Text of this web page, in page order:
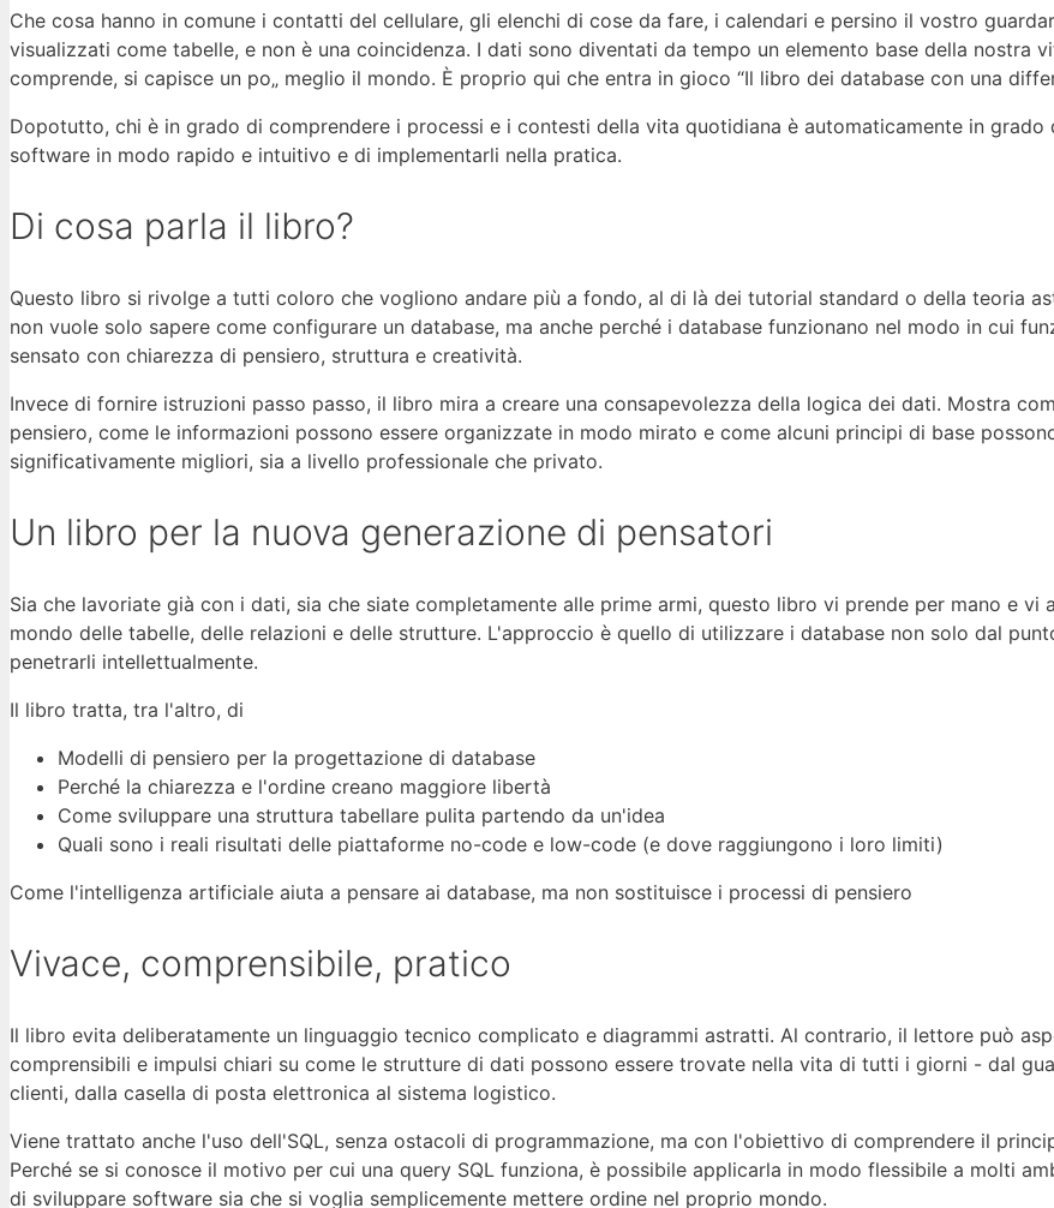
Che cosa hanno in comune i contatti del cellulare, gli elenchi di cose da fare, i calendari e persino il vostro
visualizzati come tabelle, e non è una coincidenza. I dati sono diventati da tempo un elemento base della nostra
comprende, si capisce un po„ meglio il mondo. È proprio qui che entra in gioco “Il libro dei database con una
Dopotutto, chi è in grado di comprendere i processi e i contesti della vita quotidiana è automaticamente in
software in modo rapido e intuitivo e di implementarli nella pratica.
Di cosa parla il libro?
Questo libro si rivolge a tutti coloro che vogliono andare più a fondo, al di là dei tutorial standard o della teoria
non vuole solo sapere come configurare un database, ma anche perché i database funzionano nel modo in cui
sensato con chiarezza di pensiero, struttura e creatività.
Invece di fornire istruzioni passo passo, il libro mira a creare una consapevolezza della logica dei dati. Mostra
pensiero, come le informazioni possono essere organizzate in modo mirato e come alcuni principi di base
significativamente migliori, sia a livello professionale che privato.
Un libro per la nuova generazione di pensatori
Sia che lavoriate già con i dati, sia che siate completamente alle prime armi, questo libro vi prende per mano e vi
mondo delle tabelle, delle relazioni e delle strutture. L'approccio è quello di utilizzare i database non solo dal
penetrarli intellettualmente.
Il libro tratta, tra l'altro, di
Modelli di pensiero per la progettazione di database
Perché la chiarezza e l'ordine creano maggiore libertà
Come sviluppare una struttura tabellare pulita partendo da un'idea
Quali sono i reali risultati delle piattaforme no-code e low-code (e dove raggiungono i loro limiti)
Come l'intelligenza artificiale aiuta a pensare ai database, ma non sostituisce i processi di pensiero
Vivace, comprensibile, pratico
Il libro evita deliberatamente un linguaggio tecnico complicato e diagrammi astratti. Al contrario, il lettore può
comprensibili e impulsi chiari su come le strutture di dati possono essere trovate nella vita di tutti i giorni - dal
clienti, dalla casella di posta elettronica al sistema logistico.
Viene trattato anche l'uso dell'SQL, senza ostacoli di programmazione, ma con l'obiettivo di comprendere il
Perché se si conosce il motivo per cui una query SQL funziona, è possibile applicarla in modo flessibile a molti
di sviluppare software sia che si voglia semplicemente mettere ordine nel proprio mondo.